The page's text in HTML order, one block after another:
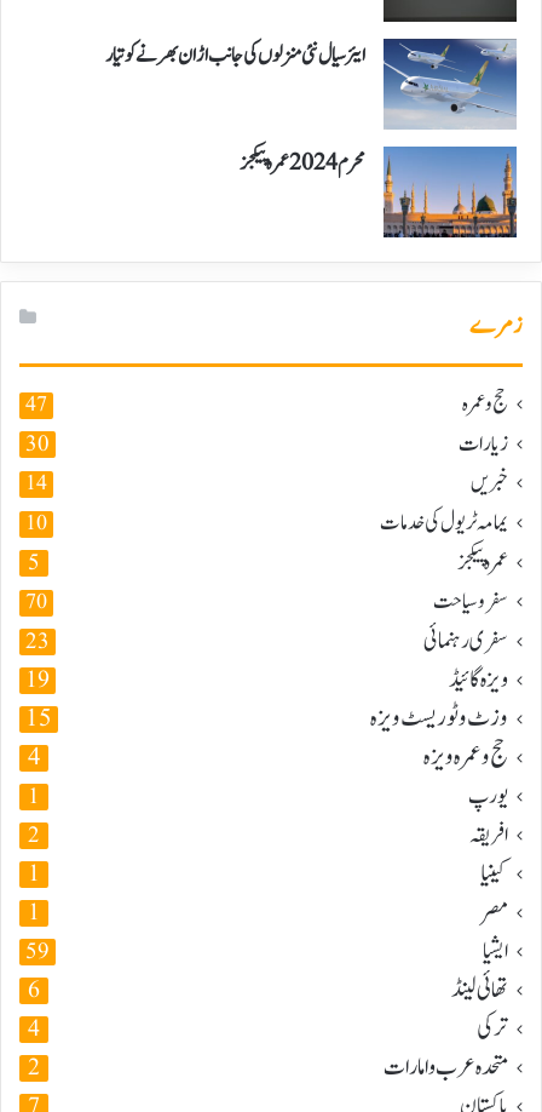
ایئر سیال نئی منزلوں کی جانب اڑان بھرنے کو تیار
محرم 2024 عمرہ پیکجز
زمرے
حج و عمرہ 47
زیارات 30
خبریں 14
یمامہ ٹریول کی خدمات 10
عمرہ پیکجز 5
سفر و سیاحت 70
سفری رہنمائی 23
ویزہ گائیڈ 19
وزٹ و ٹوریسٹ ویزہ 15
حج و عمرہ ویزہ 4
یورپ 1
افریقہ 2
کینیا 1
مصر 1
ایشیا 59
تھائی لینڈ 6
ترکی 4
متحدہ عرب و امارات 2